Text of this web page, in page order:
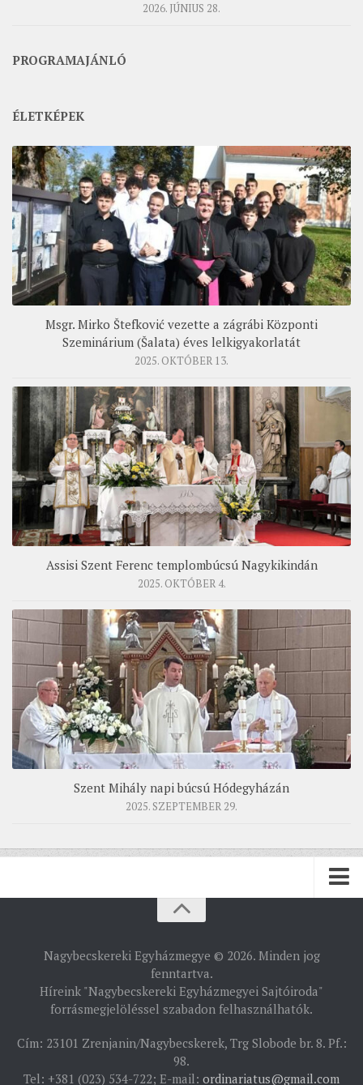
2026. JÚNIUS 28.
PROGRAMAJÁNLÓ
ÉLETKÉPEK
Msgr. Mirko Štefković vezette a zágrábi Központi
Szeminárium (Šalata) éves lelkigyakorlatát
2025. OKTÓBER 13.
Assisi Szent Ferenc templombúcsú Nagykikindán
2025. OKTÓBER 4.
Szent Mihály napi búcsú Hódegyházán
2025. SZEPTEMBER 29.
TÖRTÉNELEM
EGYHÁZMEGYEI LEVÉLTÁR
LELKIPÁSZTOROK
Nagybecskereki Egyházmegye © 2026. Minden jog
fenntartva.
Híreink "Nagybecskereki Egyházmegyei Sajtóiroda"
forrásmegjelöléssel szabadon felhasználhatók.
Cím: 23101 Zrenjanin/Nagybecskerek, Trg Slobode br. 8. Pf.:
98.
Tel: +381 (023) 534-722; E-mail: ordinariatus@gmail.com